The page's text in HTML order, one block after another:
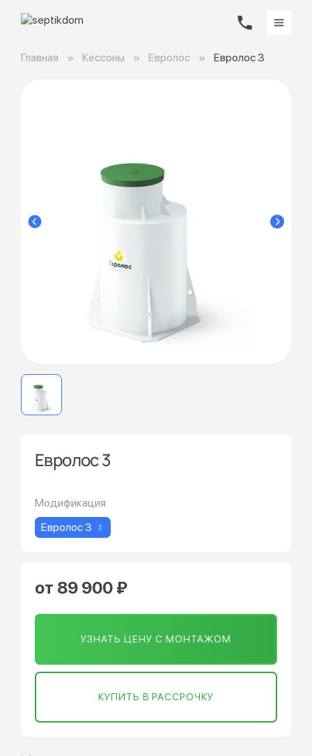
Главная Кессоны Евролос Евролос 3
Евролос 3
Модификация
Евролос 3
от 89 900 ₽
УЗНАТЬ ЦЕНУ С МОНТАЖОМ
КУПИТЬ В РАССРОЧКУ